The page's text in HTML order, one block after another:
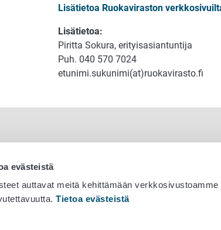
evästeistä
auttavat meitä kehittämään
Tietoa evästeistä
Lisätietoa Ruokaviraston
Lisätietoa:
Piritta Sokura, erityisasiantuntija
Puh. 040 570 7024
etunimi.sukunimi(at)ruokavirasto.fi